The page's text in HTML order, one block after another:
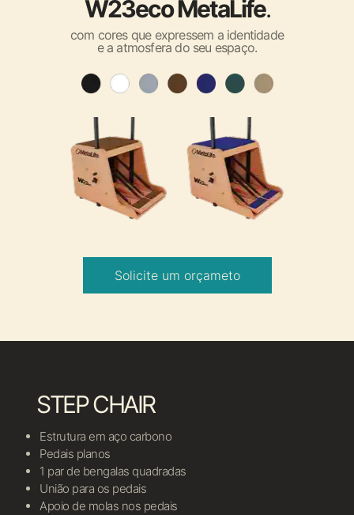
W23eco MetaLife.
com cores que expressem a identidade
e a atmosfera do seu espaço.
Solicite um orçameto
STEP CHAIR
Estrutura em aço carbono
Pedais planos
1 par de bengalas quadradas
União para os pedais
Apoio de molas nos pedais